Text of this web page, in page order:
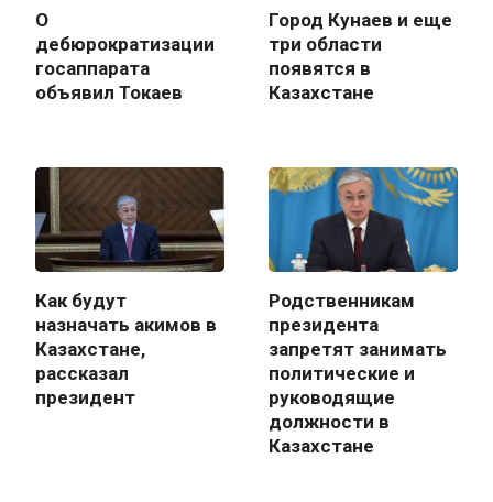
О
дебюрократизации
госаппарата
объявил Токаев
Город Кунаев и еще
три области
появятся в
Казахстане
Как будут
назначать акимов в
Казахстане,
рассказал
президент
Родственникам
президента
запретят занимать
политические и
руководящие
должности в
Казахстане